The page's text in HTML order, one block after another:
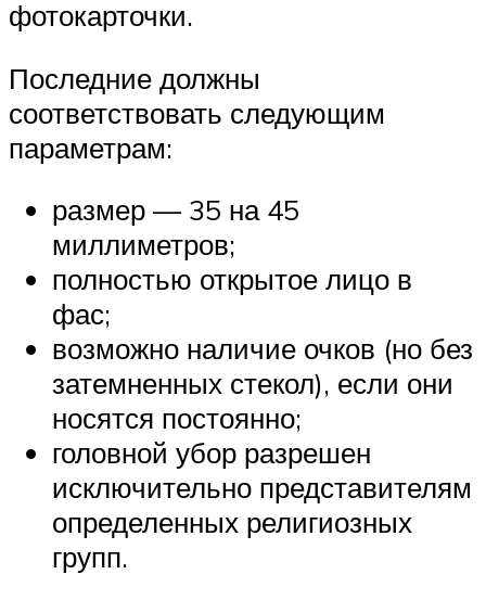
фотокарточки.
Последние должны
соответствовать следующим
параметрам:
размер — 35 на 45
миллиметров;
полностью открытое лицо в
фас;
возможно наличие очков (но без
затемненных стекол), если они
носятся постоянно;
головной убор разрешен
исключительно представителям
определенных религиозных
групп.